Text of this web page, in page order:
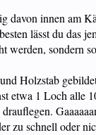
davon innen am
lässt du das
werden, sondern
Holzstab
etwa 1 Loch alle
zu schnell oder